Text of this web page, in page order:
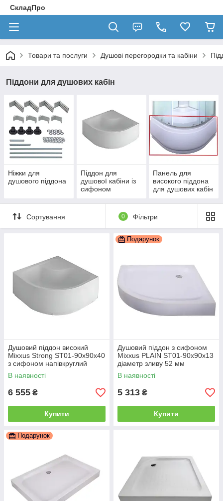
СкладПро
Товари та послуги Душові перегородки та кабіни
Піддони для душових кабін
Ніжки для
душового піддона
Піддон для
душової кабіни із
сифоном
Панель для
високого піддона
для душових кабін
Сортування 0 Фільтри
Душовий піддон високий
Mixxus Strong ST01-90x90x40
з сифоном напівкруглий
діаметр зливу 52 мм
(MI8160)
В наявності
6 555 ₴
Купити
Подарунок
Душовий піддон з сифоном
Mixxus PLAIN ST01-90x90x13
діаметр зливу 52 мм
(MI6916)
В наявності
5 313 ₴
Купити
Подарунок